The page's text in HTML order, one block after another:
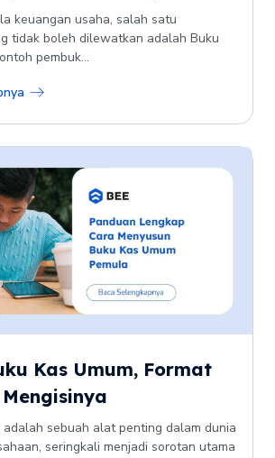
keuangan usaha, salah satu
tidak boleh dilewatkan adalah Buku
pembuk...
Kas Umum, Format
adalah sebuah alat penting dalam dunia
seringkali menjadi sorotan utama